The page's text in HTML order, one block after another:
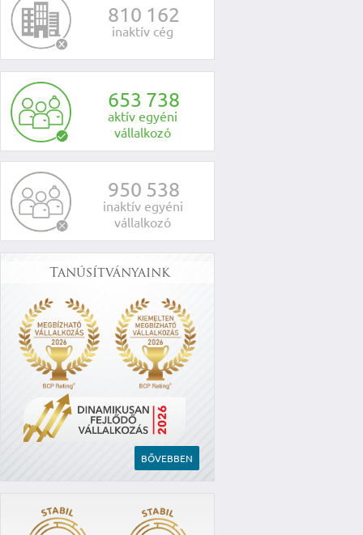
810 162
inaktív cég
653 738
aktív egyéni
vállalkozó
950 538
inaktív egyéni
vállalkozó
Tanúsítványaink
BŐVEBBEN